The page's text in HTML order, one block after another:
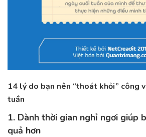
14 lý do bạn nên “thoát khỏi” công
tuần
1. Dành thời gian nghỉ ngơi giúp
quả hơn